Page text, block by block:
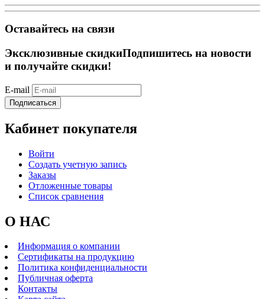
Оставайтесь на связи
Эксклюзивные скидкиПодпишитесь на новости
и получайте скидки!
E-mail
Подписаться
Кабинет покупателя
Войти
Создать учетную запись
Заказы
Отложенные товары
Список сравнения
О НАС
Информация о компании
Сертификаты на продукцию
Политика конфиденциальности
Публичная оферта
Контакты